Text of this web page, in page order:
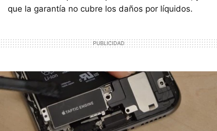
que la garantía no cubre los daños por líquidos.